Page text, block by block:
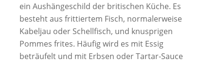
ein Aushängeschild der britischen Küche. Es
besteht aus frittiertem Fisch, normalerweise
Kabeljau oder Schellfisch, und knusprigen
Pommes frites. Häufig wird es mit Essig
beträufelt und mit Erbsen oder Tartar-Sauce